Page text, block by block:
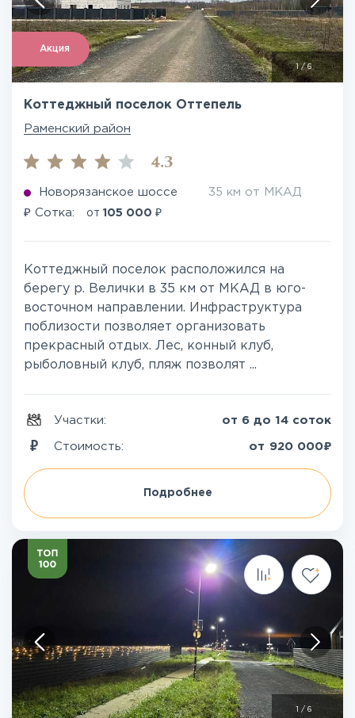
Акция
1/6
Коттеджный поселок Оттепель
Раменский район
4.3
Новорязанское шоссе 35 км от МКАД
₽ Сотка: от 105 000 ₽
Коттеджный поселок расположился на
берегу р. Велички в 35 км от МКАД в юго-
восточном направлении. Инфраструктура
поблизости позволяет организовать
прекрасный отдых. Лес, конный клуб,
рыболовный клуб, пляж позволят ...
Участки: от 6 до 14 соток
Стоимость: от 920 000₽
Подробнее
/ 6